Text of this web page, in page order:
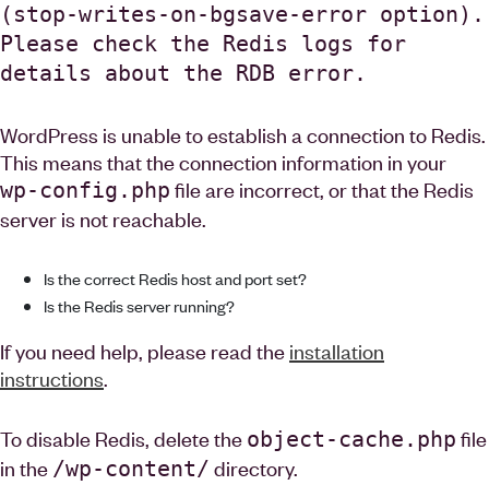
(stop-writes-on-bgsave-error option).
Please check the Redis logs for
details about the RDB error.
WordPress is unable to establish a connection to Redis.
This means that the connection information in your
wp-config.php file are incorrect, or that the Redis
server is not reachable.
Is the correct Redis host and port set?
Is the Redis server running?
If you need help, please read the installation
instructions.
To disable Redis, delete the object-cache.php file
in the /wp-content/ directory.